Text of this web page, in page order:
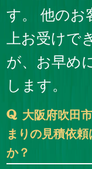
す。 他のお
上お受けで
が、お早め
します。
大阪府吹田
まりの見積依
か？